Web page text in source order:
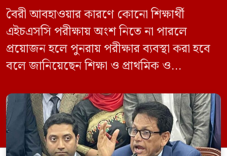
বৈরী আবহাওয়ার কারণে কোনো শিক্ষার্থী
এইচএসসি পরীক্ষায় অংশ নিতে না পারলে
প্রয়োজন হলে পুনরায় পরীক্ষার ব্যবস্থা করা হবে
বলে জানিয়েছেন শিক্ষা ও প্রাথমিক ও
তিনি শিক্ষার্থীদের আন্দোলন না করে পড়াশোনায়
মনোযোগ দেওয়ার আহ্বান জানিয়ে বলেন,
সরকার পরিস্থিতি নিবিড়ভাবে পর্যবেক্ষণ করছে
এবং পরীক্ষার্থীদের স্বার্থ রক্ষায় প্রয়োজনীয় সব